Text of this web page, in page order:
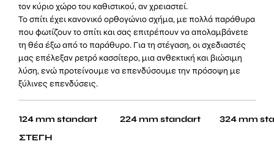
τον κύριο χώρο του καθιστικού, αν χρειαστεί.
Το σπίτι έχει κανονικό ορθογώνιο σχήμα, με πολλά παράθυρα
που φωτίζουν το σπίτι και σας επιτρέπουν να απολαμβάνετε
τη θέα έξω από το παράθυρο. Για τη στέγαση, οι σχεδιαστές
μας επέλεξαν ρετρό κασσίτερο, μια ανθεκτική και βιώσιμη
λύση, ενώ προτείνουμε να επενδύσουμε την πρόσοψη με
ξύλινες επενδύσεις.
124 mm standart 224 mm standart
324 mm
ΣΤΕΓΗ